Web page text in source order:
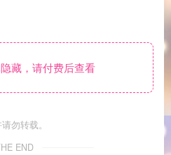
藏，请付费后查看
勿转载。
END